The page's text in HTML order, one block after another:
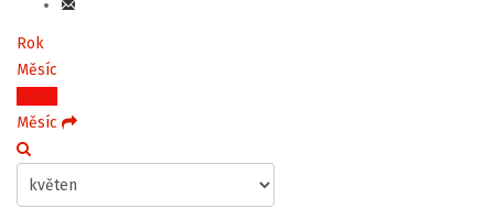
Rok
Měsíc
Týden
Měsíc